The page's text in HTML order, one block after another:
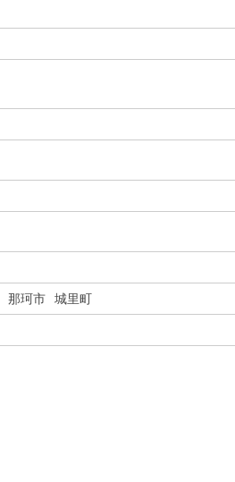
那珂市 城里町